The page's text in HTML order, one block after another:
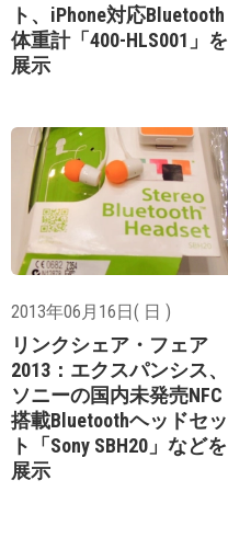
ト、iPhone対応Bluetooth
体重計「400-HLS001」を
展示
2013年06月16日( 日 )
リンクシェア・フェア
2013：エクスパンシス、
ソニーの国内未発売NFC
搭載Bluetoothヘッドセッ
ト「Sony SBH20」などを
展示